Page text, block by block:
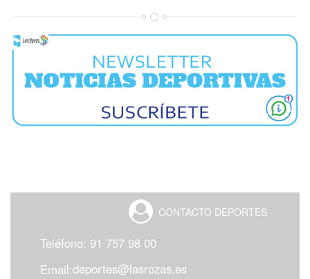
CONTACTO DEPORTES
Teléfono: 91 757 98 00
Email:deportes@lasrozas.es